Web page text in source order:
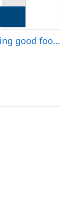
&ldquo;Enjoying good food with friends is great!&rdquo;